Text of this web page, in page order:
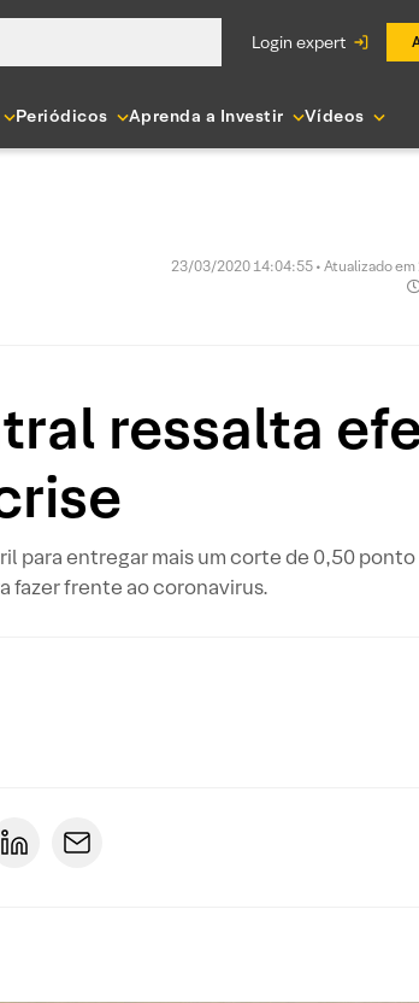
login expert
Periódicos Aprenda a Investir Vídeos
23/03/2020 14:04:55 • Atualizado
ressalta
para entregar mais um corte de 0,50
fazer frente ao coronavirus.